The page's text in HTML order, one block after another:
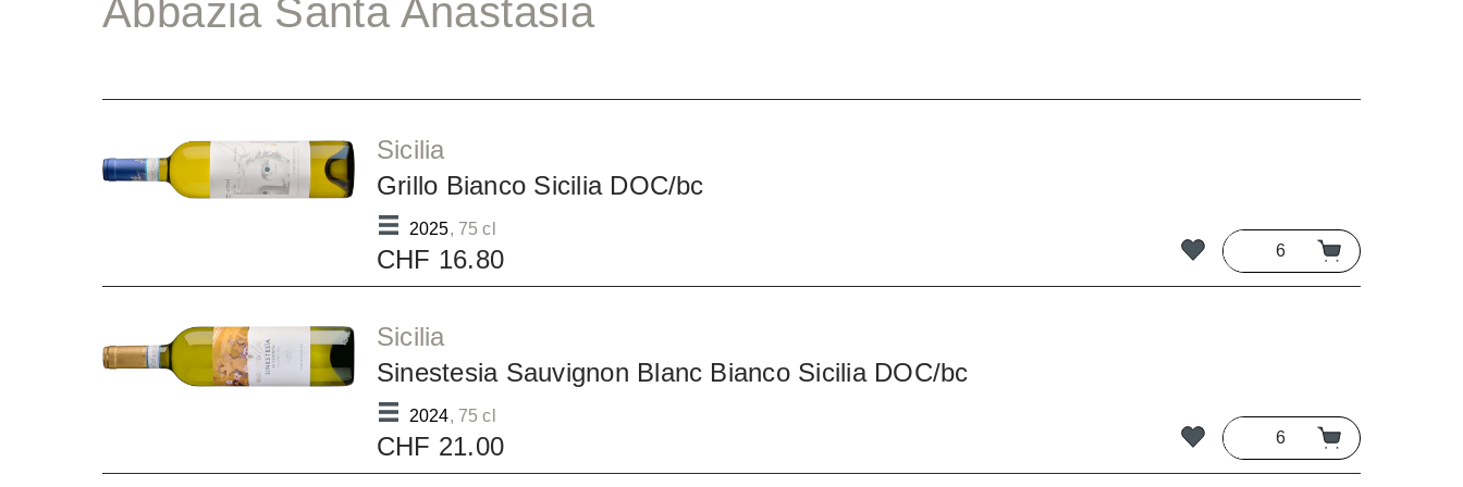
Abbazia Santa Anastasia
Sicilia
Grillo Bianco Sicilia DOC/bc
2025, 75 cl
CHF 16.80
Sicilia
Sinestesia Sauvignon Blanc Bianco Sicilia DOC/bc
2024, 75 cl
CHF 21.00